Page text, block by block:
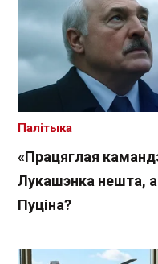
«Працяглая
Лукашэнка нешта,
Пуціна?
Палітыка